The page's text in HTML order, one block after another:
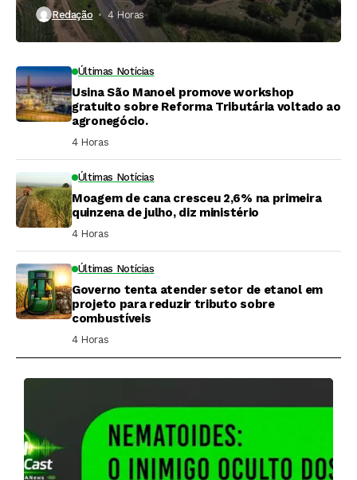
Redação 4 Horas ⁮
Últimas Notícias
Usina São Manoel promove workshop
gratuito sobre Reforma Tributária voltado ao
agronegócio.
4 Horas ⁮
Últimas Notícias
Moagem de cana cresceu 2,6% na primeira
quinzena de julho, diz ministério
4 Horas ⁮
Últimas Notícias
Governo tenta atender setor de etanol em
projeto para reduzir tributo sobre
combustíveis
4 Horas ⁮